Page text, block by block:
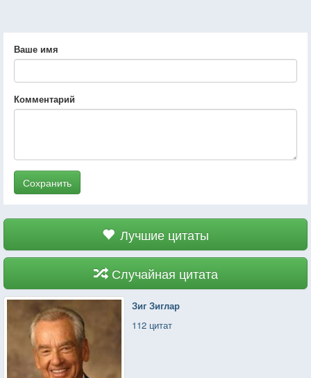
Ваше имя
Комментарий
Сохранить
Лучшие цитаты
Случайная цитата
Зиг Зиглар
112 цитат